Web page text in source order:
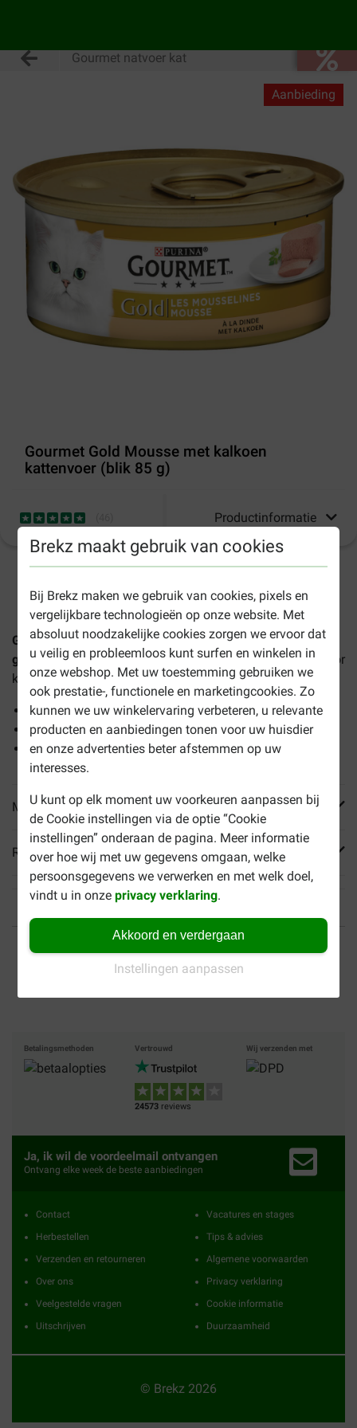
Brekz maakt gebruik van cookies
Bij Brekz maken we gebruik van cookies, pixels en
vergelijkbare technologieën op onze website. Met
absoluut noodzakelijke cookies zorgen we ervoor dat
u veilig en probleemloos kunt surfen en winkelen in
onze webshop. Met uw toestemming gebruiken we
ook prestatie-, functionele en marketingcookies. Zo
kunnen we uw winkelervaring verbeteren, u relevante
producten en aanbiedingen tonen voor uw huisdier
en onze advertenties beter afstemmen op uw
interesses.
U kunt op elk moment uw voorkeuren aanpassen bij
de Cookie instellingen via de optie “Cookie
instellingen” onderaan de pagina. Meer informatie
over hoe wij met uw gegevens omgaan, welke
persoonsgegevens we verwerken en met welk doel,
vindt u in onzeprivacy verklaring.
Akkoord en verdergaan
Instellingen aanpassen
Gourmet natvoer kat
Aanbieding
Gourmet Gold Mousse met kalkoen
kattenvoer (blik 85 g)
Productinformatie
Gourmet Gold mousse met kalkoen kattenvoer (blik 85
g)
is een zeer smakelijk, volledig natvoer en is geschikt voor
katten van alle leeftijden.
Zeer compleet natvoer
Handig portieblikje van 85 gr
Alleen de beste ingrediënten
Meer informatie
Reviews
Tot 40% goedkoper Veilig betalen
Gratis bezorging vanaf €
Betalingsmethoden Vertrouwd
24573 reviews
Wij verzenden met
Ja, ik wil de voordeelmail ontvangen
Ontvang elke week de beste aanbiedingen
Contact
Herbestellen
Verzenden en retourneren
Over ons
Veelgestelde vragen
Uitschrijven
Vacatures en stages
Tips & advies
Algemene voorwaarden
Privacy verklaring
Cookie informatie
Duurzaamheid
© Brekz 2026